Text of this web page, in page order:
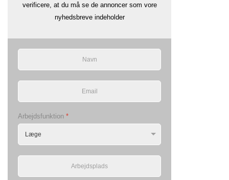
verificere, at du må se de annoncer som vore
nyhedsbreve indeholder
Arbejdsfunktion *